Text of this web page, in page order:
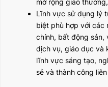
mở rộng giao
Lĩnh vực sử dụng lý
biệt phù hợp với các
chính, bất động sản,
dịch vụ, giáo dục và
lĩnh vực sáng tạo,
sẻ và thành công